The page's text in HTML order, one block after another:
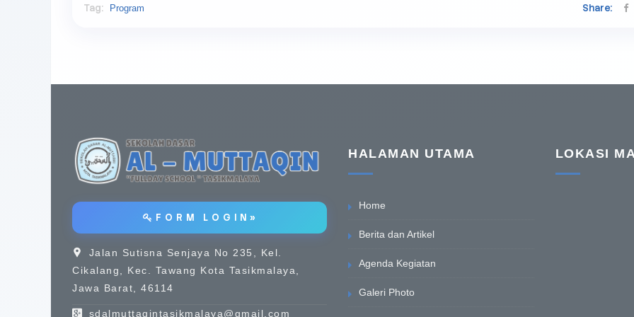
Tag: Program Share:
F O R M L O G I N »
Jalan Sutisna Senjaya No 235, Kel.
Cikalang, Kec. Tawang Kota Tasikmalaya,
Jawa Barat, 46114
sdalmuttaqintasikmalaya@gmail.com
HALAMAN UTAMA
Home
Berita dan Artikel
Agenda Kegiatan
Galeri Photo
LOKASI